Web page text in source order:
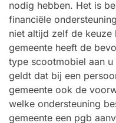
nodig hebben. Het is
financiële
niet altijd zelf de
gemeente heeft de
type scootmobiel aan
geldt dat bij een
gemeente ook de
welke ondersteuning
gemeente een pgb